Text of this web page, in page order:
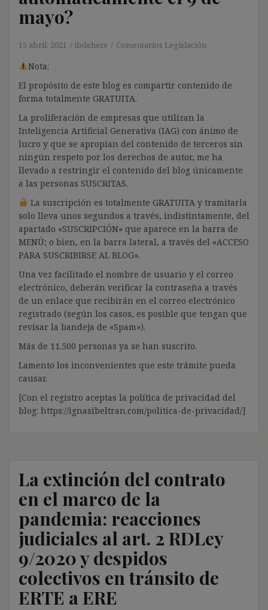
mayo?
15 abril, 2021 ibdehere Comentarios Legislación
Nota:
El propósito de este blog es compartir contenido de
forma totalmente GRATUITA.
La proliferación de empresas que utilizan la
Inteligencia Artificial Generativa (IAG) con ánimo de
lucro y que se apropian del contenido de terceros sin
ningún respeto por los derechos de autor, me ha
llevado a restringir el contenido del blog únicamente
a las personas SUSCRITAS.
La suscripción es totalmente GRATUITA y tramitarla
solo lleva unos segundos a través, indistintamente, del
apartado «SUSCRIPCIÓN» que aparece en la barra de
MENÚ; o bien, en la barra lateral, a través del «ACCESO
PARA SUSCRIBIRSE AL BLOG».
Una vez facilitado el nombre de usuario y el correo
electrónico, deberán verificar la contraseña a través
de un enlace que recibirán en el correo electrónico
registrado (según los casos, es posible que tengan que
revisar la bandeja de «Spam»).
Más de 11.500 personas ya se han suscrito.
Lamento los inconvenientes que este trámite pueda
causar.
[Con el registro aceptas la política de privacidad del
blog: https://ignasibeltran.com/politica-de-privacidad/]
La extinción del contrato
en el marco de la
pandemia: reacciones
judiciales al art. 2 RDLey
9/2020 y despidos
colectivos en tránsito de
ERTE a ERE